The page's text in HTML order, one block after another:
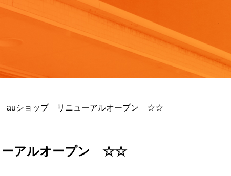
ショップ リニューアルオープン ☆☆
アルオープン ☆☆